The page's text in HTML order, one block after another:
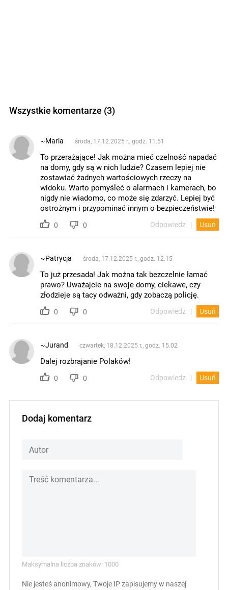
Wszystkie komentarze (3)
~Maria środa, 17.12.2025 r., godz. 11.51
To przerażające! Jak można mieć czelność napadać
na domy, gdy są w nich ludzie? Czasem lepiej nie
zostawiać żadnych wartościowych rzeczy na
widoku. Warto pomyśleć o alarmach i kamerach, bo
nigdy nie wiadomo, co może się zdarzyć. Lepiej być
ostrożnym i przypominać innym o bezpieczeństwie!
0 0 Odpowiedz Usuń
~Patrycja środa, 17.12.2025 r., godz. 12.15
To już przesada! Jak można tak bezczelnie łamać
prawo? Uważajcie na swoje domy, ciekawe, czy
złodzieje są tacy odważni, gdy zobaczą policję.
0 0 Odpowiedz Usuń
~Jurand czwartek, 18.12.2025 r., godz. 15.02
Dalej rozbrajanie Polaków!
0 0 Odpowiedz Usuń
Dodaj komentarz
Maksymalna liczba znaków: 1000
Nie jesteś anonimowy, Twoje IP zapisujemy w naszej